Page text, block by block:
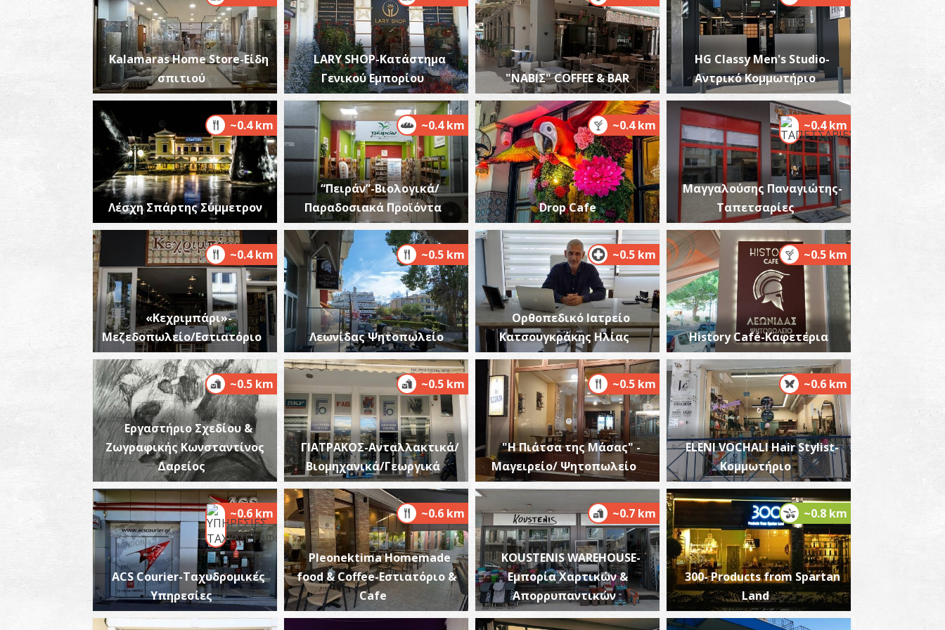
Ρωμαϊκή Στοά στην Ακρόπολη Σπάρτης
ΑΡΧΑΙΟΙ ΧΡΟΝΟΙ ~0.7Km
Κυκλικό Οικοδόμημα στην Ακρόπολη Σπάρτης
ΑΡΧΑΙΟΙ ΧΡΟΝΟΙ ~0.7Km
Βυζαντινός ναός στα δυτικά του Κυκλικού
Οικοδομήματος στην Ακρόπολη Σπάρτης
ΒΥΖΑΝΤΙΟ ~0.7Km
Στωικό Οικοδόμημα («Αγορά») στην
Ακρόπολη της Σπάρτης
ΑΡΧΑΙΟΙ ΧΡΟΝΟΙ ~0.7Km
Kalamaras Home Store-Είδη
σπιτιού
LARY SHOP-Κατάστημα
Γενικού Εμπορίου
"ΝΑΒΙΣ" COFFEE & BAR
HG Classy Men's Studio-
Αντρικό Κομμωτήριο
~0.4 km
Λέσχη Σπάρτης Σύμμετρον
~0.4 km
“Πειράν”-Βιολογικά/
Παραδοσιακά Προϊόντα
~0.4 km
Drop Cafe
~0.4 km
Μαγγαλούσης Παναγιώτης-
Ταπετσαρίες
~0.4 km
«Κεχριμπάρι»-
Μεζεδοπωλείο/Εστιατόριο
~0.5 km
Λεωνίδας Ψητοπωλείο
~0.5 km
Ορθοπεδικό Ιατρείο
Κατσουγκράκης Ηλίας
~0.5 km
History Café-Καφετέρια
~0.5 km
Εργαστήριο Σχεδίου &
Ζωγραφικής Κωνσταντίνος
Δαρείος
~0.5 km
ΓΙΑΤΡΑΚΟΣ-Ανταλλακτικά/
Βιομηχανικά/Γεωργικά
~0.5 km
"Η Πιάτσα της Μάσας" -
Μαγειρείο/ Ψητοπωλείο
~0.6 km
ELENI VOCHALI Hair Stylist-
Κομμωτήριο
~0.6 km
ACS Courier-Ταχυδρομικές
Υπηρεσίες
~0.6 km
Pleonektima Homemade
food & Coffee-Εστιατόριο &
Cafe
~0.7 km
KOUSTENIS WAREHOUSE-
Εμπορία Χαρτικών &
Απορρυπαντικών
~0.8 km
300- Products from Spartan
Land